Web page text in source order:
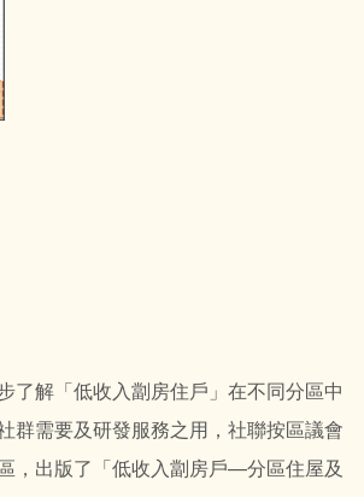
了解「低收入劏房住戶」在不同分區中
群需要及研發服務之用，社聯按區議會
，出版了「低收入劏房戶—分區住屋及